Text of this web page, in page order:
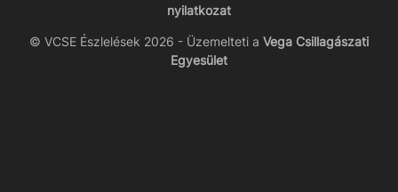
nyilatkozat
© VCSE Észlelések 2026 - Üzemelteti a Vega Csillagászati
Egyesület